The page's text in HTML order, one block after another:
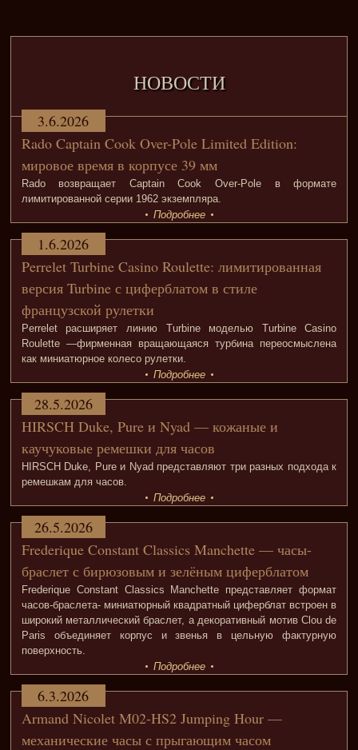
НОВОСТИ
Rado Captain Cook Over-Pole Limited Edition:
мировое время в корпусе 39 мм
Rado возвращает Captain Cook Over-Pole в формате
лимитированной серии 1962 экземпляра.
3.6.2026
Подробнее
Perrelet Turbine Casino Roulette: лимитированная
версия Turbine с циферблатом в стиле
французской рулетки
Perrelet расширяет линию Turbine моделью Turbine Casino
Roulette —фирменная вращающаяся турбина переосмыслена
как миниатюрное колесо рулетки.
1.6.2026
Подробнее
HIRSCH Duke, Pure и Nyad — кожаные и
каучуковые ремешки для часов
HIRSCH Duke, Pure и Nyad представляют три разных подхода к
ремешкам для часов.
28.5.2026
Подробнее
Frederique Constant Classics Manchette — часы-
браслет с бирюзовым и зелёным циферблатом
Frederique Constant Classics Manchette представляет формат
часов-браслета- миниатюрный квадратный циферблат встроен в
широкий металлический браслет, а декоративный мотив Clou de
Paris объединяет корпус и звенья в цельную фактурную
поверхность.
26.5.2026
Подробнее
Armand Nicolet M02-HS2 Jumping Hour —
механические часы с прыгающим часом
6.3.2026